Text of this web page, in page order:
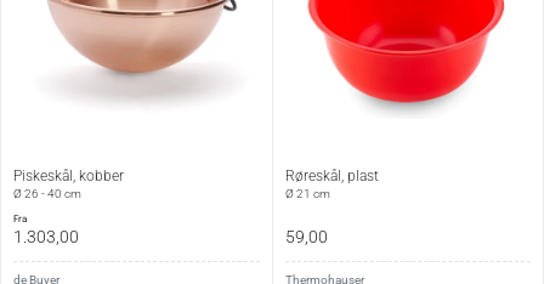
Piskeskål, kobber
Ø 26 - 40 cm
fra
1.303,00
de Buyer
Røreskål, plast
Ø 21 cm
59,00
Thermohauser